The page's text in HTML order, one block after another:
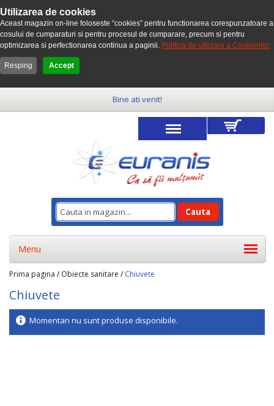
Utilizarea de cookies
Aceast magazin on-line foloseste “cookies” pentru functionarea corespunzatoare a
cosului de cumparaturi si pentru procesul de cumparare, precum si pentru
optimizarea si perfectionarea continua a paginii. Politica de utilizare a Cookiurilor.
Resping Accept
Bine ati venit!
Cauta
Menu
Prima pagina /Obiecte sanitare /Chiuvete
Chiuvete
Momentan nu sunt produse disponibile.